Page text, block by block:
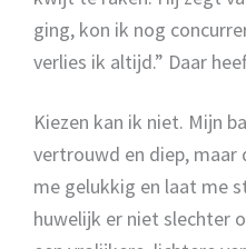
ging, kon ik nog
verlies ik altijd.” Daar
Kiezen kan ik niet. Mijn
vertrouwd en diep,
me gelukkig en laat me
huwelijk er niet slechter